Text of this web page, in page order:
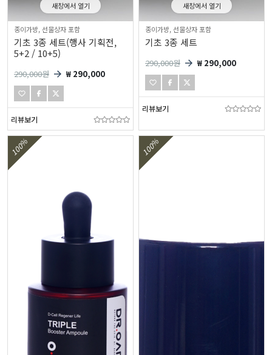
새창에서 열기
종이가방, 선물상자 포함
기초 3종 세트(행사 기획전,
5+2 / 10+5)
290,000원 ₩ 290,000
리뷰보기
새창에서 열기
종이가방, 선물상자 포함
기초 3종 세트
290,000원 ₩ 290,000
리뷰보기
100% 100%